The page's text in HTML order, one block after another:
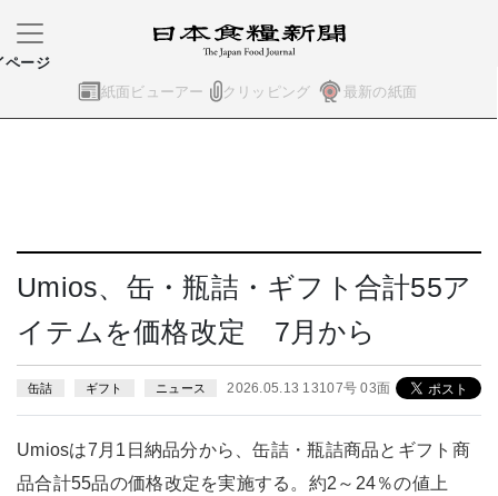
紙面ビューアー クリッピング 最新の紙面
ページ
Umios、缶・瓶詰・ギフト合計55ア
イテムを価格改定 7月から
缶詰 ギフト ニュース 2026.05.13 13107号 03面
Umiosは7月1日納品分から、缶詰・瓶詰商品とギフト商
品合計55品の価格改定を実施する。約2～24％の値上